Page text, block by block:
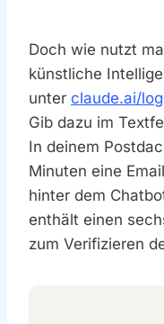
Doch wie nutzt
künstliche
unter claude.ai/
Gib dazu im
In deinem
Minuten eine
hinter dem
enthält einen
zum Verifizieren